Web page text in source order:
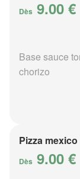
Dès 9.00 €
Base sauce
chorizo
Pizza mexico
Dès 9.00 €